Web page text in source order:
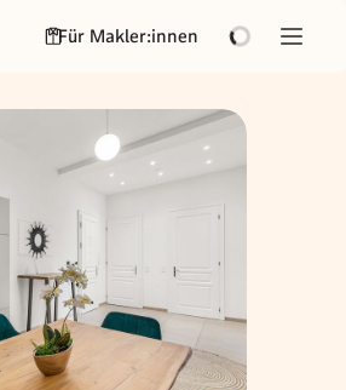
Für Makler:innen